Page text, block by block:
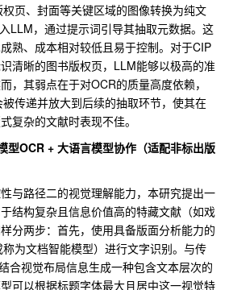
权页、封面等关键区域的图像转换为纯文
LLM，通过提示词引导其抽取元数据。这
熟、成本相对较低且易于控制。对于CIP
清晰的图书版权页，LLM能够以极高的准
，其弱点在于对OCR的质量高度依赖，
传递并放大到后续的抽取环节，使其在
复杂的文献时表现不佳。
型OCR + 大语言模型协作（适配非标出版
与路径二的视觉理解能力，本研究提出一
结构复杂且信息价值高的特藏文献（如戏
分两步：首先，使用具备版面分析能力的
为文档智能模型）进行文字识别。与传
合视觉布局信息生成一种包含文本层次的
可以根据标题字体最大且居中这一视觉特